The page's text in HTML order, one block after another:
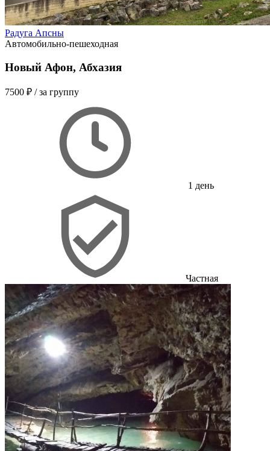
Радуга Апсны
Автомобильно-пешеходная
Новый Афон, Абхазия
7500 ₽ / за группу
1 день
Частная